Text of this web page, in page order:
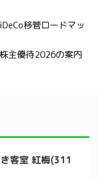
移管ロードマッ
主優待2026の案内
客室 紅梅(311